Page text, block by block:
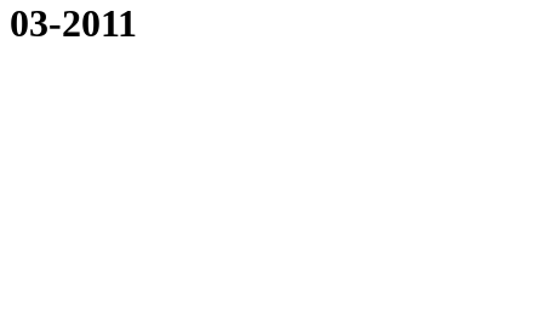
03-2011